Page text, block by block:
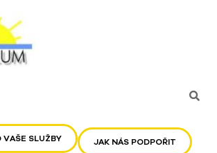
VAŠE SLUŽBY JAK NÁS PODPOŘIT